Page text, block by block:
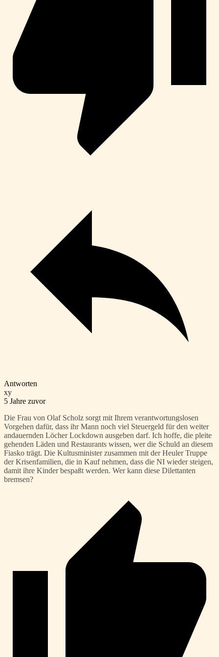
Antworten
xy
5 Jahre zuvor
Die Frau von Olaf Scholz sorgt mit Ihrem verantwortungslosen
Vorgehen dafür, dass ihr Mann noch viel Steuergeld für den weiter
andauernden Löcher Lockdown ausgeben darf. Ich hoffe, die pleite
gehenden Läden und Restaurants wissen, wer die Schuld an diesem
Fiasko trägt. Die Kultusminister zusammen mit der Heuler Truppe
der Krisenfamilien, die in Kauf nehmen, dass die NI wieder steigen,
damit ihre Kinder bespaßt werden. Wer kann diese Dilettanten
bremsen?